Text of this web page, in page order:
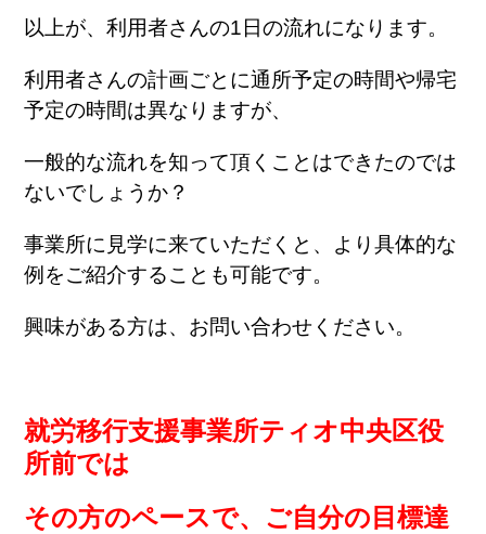
以上が、利用者さんの1日の流れになります。
利用者さんの計画ごとに通所予定の時間や帰宅
予定の時間は異なりますが、
一般的な流れを知って頂くことはできたのでは
ないでしょうか？
事業所に見学に来ていただくと、より具体的な
例をご紹介することも可能です。
興味がある方は、お問い合わせください。
就労移行支援事業所ティオ中央区役
所前では
その方のペースで、ご自分の目標達